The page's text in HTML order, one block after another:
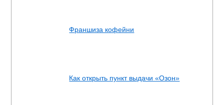
Франшиза кофейни
Как открыть пункт выдачи «Озон»